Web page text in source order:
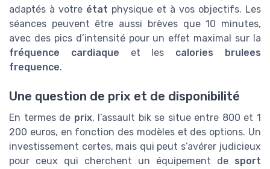
adaptés à votre état physique et à vos objectifs. Les
séances peuvent être aussi brèves que 10 minutes,
avec des pics d’intensité pour un effet maximal sur la
fréquence cardiaque et les calories brulees
frequence.
Une question de prix et de disponibilité
En termes de prix, l’assault bik se situe entre 800 et 1
200 euros, en fonction des modèles et des options. Un
investissement certes, mais qui peut s’avérer judicieux
pour ceux qui cherchent un équipement de sport